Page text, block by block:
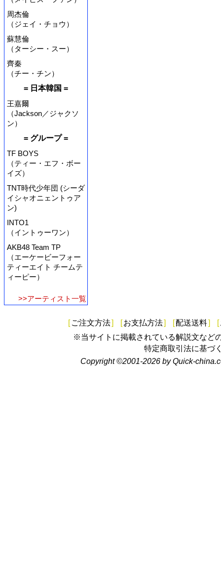
周杰倫
（ジェイ・チョウ）
蘇慧倫
（ターシー・スー）
齊秦
（チー・チン）
= 日本韓国 =
王嘉爾
（Jackson／ジャクソ
ン）
= グループ =
TF BOYS
（ティー・エフ・ボー
イズ）
TNT時代少年団 (シーダ
イシャオニェントゥア
ン)
INTO1
（イントゥーワン）
AKB48 Team TP
（エーケービーフォー
ティーエイト チームテ
ィーピー）
>>アーティスト一覧
[ ご注文方法] [お支払方法] [配送送料] [
※当サイトに掲載されている解説文など
特定商取引法に基づ
Copyright ©2001-2026 by Quick-